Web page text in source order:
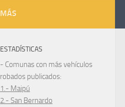
MÁS
ESTADÍSTICAS
- Comunas con más vehículos
robados publicados:
1.- Maipú
2.- San Bernardo